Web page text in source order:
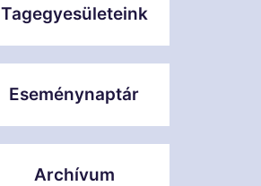
Tagegyesületeink
Eseménynaptár
Archívum